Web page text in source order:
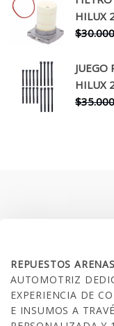
HILUX
$30.000
JUEGO
HILUX
$35.000
REPUESTOS
AUTOMOTRIZ
EXPERIENCIA DE
E INSUMOS A